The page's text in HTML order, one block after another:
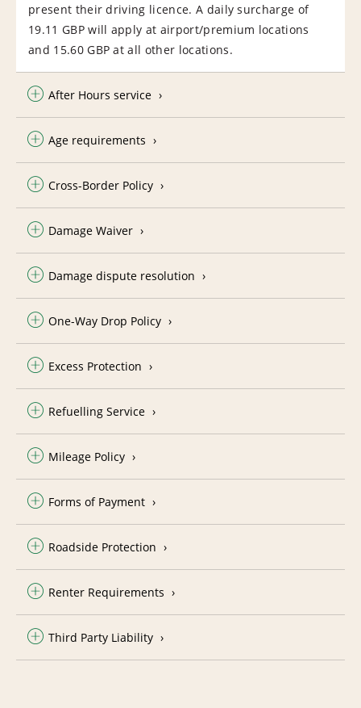
present their driving licence. A daily surcharge of
19.11 GBP will apply at airport/premium locations
and 15.60 GBP at all other locations.
After Hours service
Age requirements
Cross-Border Policy
Damage Waiver
Damage dispute resolution
One-Way Drop Policy
Excess Protection
Refuelling Service
Mileage Policy
Forms of Payment
Roadside Protection
Renter Requirements
Third Party Liability